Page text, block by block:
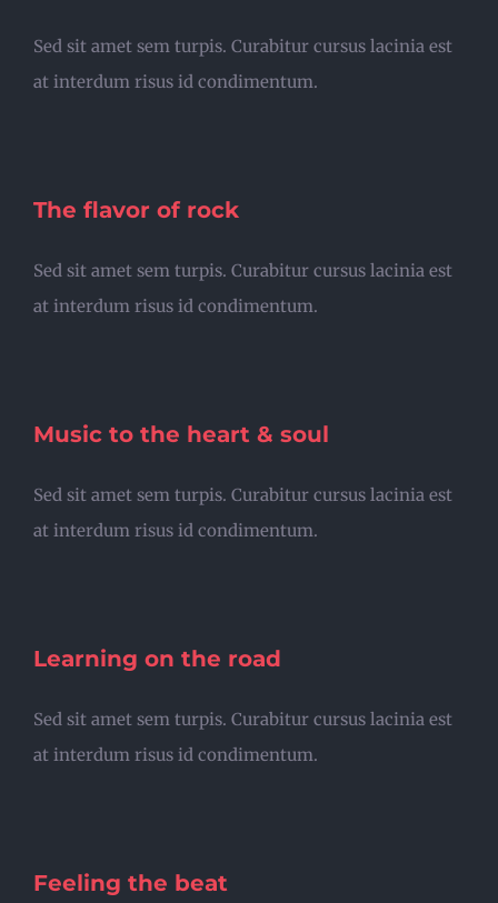
Sed sit amet sem turpis. Curabitur cursus lacinia est
at interdum risus id condimentum.
The flavor of rock
Sed sit amet sem turpis. Curabitur cursus lacinia est
at interdum risus id condimentum.
Music to the heart & soul
Sed sit amet sem turpis. Curabitur cursus lacinia est
at interdum risus id condimentum.
Learning on the road
Sed sit amet sem turpis. Curabitur cursus lacinia est
at interdum risus id condimentum.
Feeling the beat